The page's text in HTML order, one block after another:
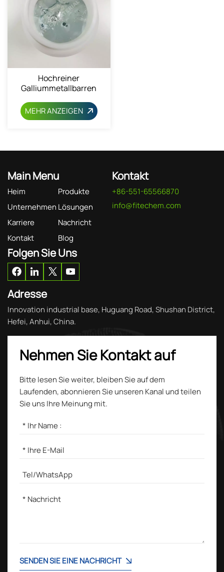
Hochreiner
Galliummetallbarren
MEHR ANZEIGEN
Main Menu
Heim
Produkte
Unternehmen Lösungen
Karriere
Nachricht
Kontakt
Blog
Kontakt
+86-551-65566870
info@fitechem.com
Folgen Sie Uns
Adresse
Innovation industrial base, Huguang Road, Shushan District,
Hefei, Anhui, China.
Nehmen Sie Kontakt auf
Bitte lesen Sie weiter, bleiben Sie auf dem
Laufenden, abonnieren Sie unseren Kanal und teilen
Sie uns Ihre Meinung mit.
SENDEN SIE EINE NACHRICHT